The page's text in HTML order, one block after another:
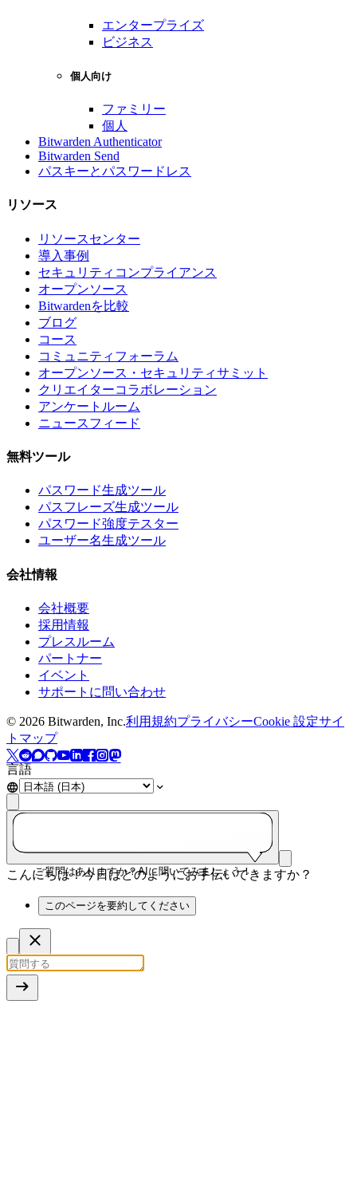
エンタープライズ
ビジネス
個人向け
ファミリー
個人
Bitwarden Authenticator
Bitwarden Send
パスキーとパスワードレス
リソース
リソースセンター
導入事例
セキュリティコンプライアンス
オープンソース
Bitwardenを比較
ブログ
コース
コミュニティフォーラム
オープンソース・セキュリティサミット
クリエイターコラボレーション
アンケートルーム
ニュースフィード
無料ツール
パスワード生成ツール
パスフレーズ生成ツール
パスワード強度テスター
ユーザー名生成ツール
会社情報
会社概要
採用情報
プレスルーム
パートナー
イベント
サポートに問い合わせ
© 2026 Bitwarden, Inc.利用規約プライバシーCookie 設定サイ
トマップ
言語
ご質問はありますか？AIに聞いてみましょう！
こんにちは！今日はどのようにお手伝いできますか？
このページを要約してください